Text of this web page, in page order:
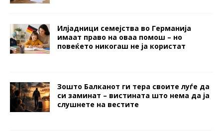
Илјадници семејства во Германија
имаат право на оваа помош – но
повеќето никогаш не ја користат
Зошто Балканот ги тера своите луѓе да
си заминат – вистината што нема да ја
слушнете на вестите